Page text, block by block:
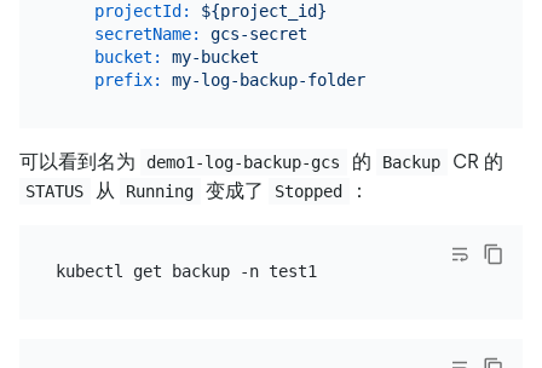
projectId:
${project_id}
secretName:
gcs-secret
bucket:
my-bucket
prefix:
my-log-backup-folder
可以看到名为 demo1-log-backup-gcs 的 Backup CR 的
STATUS 从 Running 变成了 Stopped ：
kubectl get backup -n test1